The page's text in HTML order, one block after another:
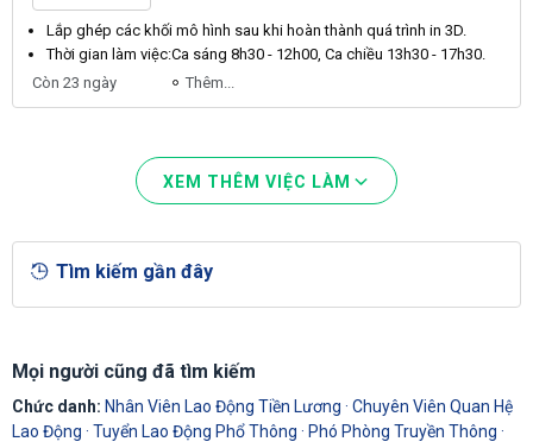
Lắp ghép các khối mô hình sau khi hoàn thành quá trình in 3D.
Thời gian làm việc:Ca sáng 8h30 - 12h00, Ca chiều 13h30 - 17h30.
Còn 23 ngày
Thêm...
XEM THÊM VIỆC LÀM
Tìm kiếm gần đây
Mọi người cũng đã tìm kiếm
Chức danh: Nhân Viên Lao Động Tiền Lương · Chuyên Viên Quan Hệ
Lao Động · Tuyển Lao Động Phổ Thông · Phó Phòng Truyền Thông ·